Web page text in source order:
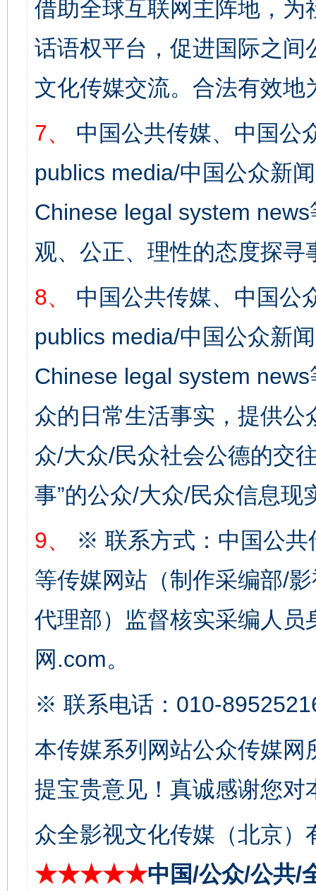
借助全球互联网主阵地，
话语权平台，促进国际之
文化传媒交流。合法有效地
7、
中国公共传媒、中国公
publics media/中国公众新
Chinese legal system
观、公正、理性的态度探寻
8、
中国公共传媒、中国公
publics media/中国公众新
Chinese legal system
众的日常生活事实，提供
众/大众/民众社会公德的交
事”的公众/大众/民众信息现
9、
※ 联系方式：中国公共
等传媒网站（制作采编部/
代理部）监督核实采编人员
网.com。
※ 联系电话：010-
本传媒系列网站公众传媒
提宝贵意见！真诚感谢您
众全影视文化传媒（北京）
★★★★★中国/公众/公共/
网上购药对药下症？
这是一记警钟！ 谢
今
魏明亮